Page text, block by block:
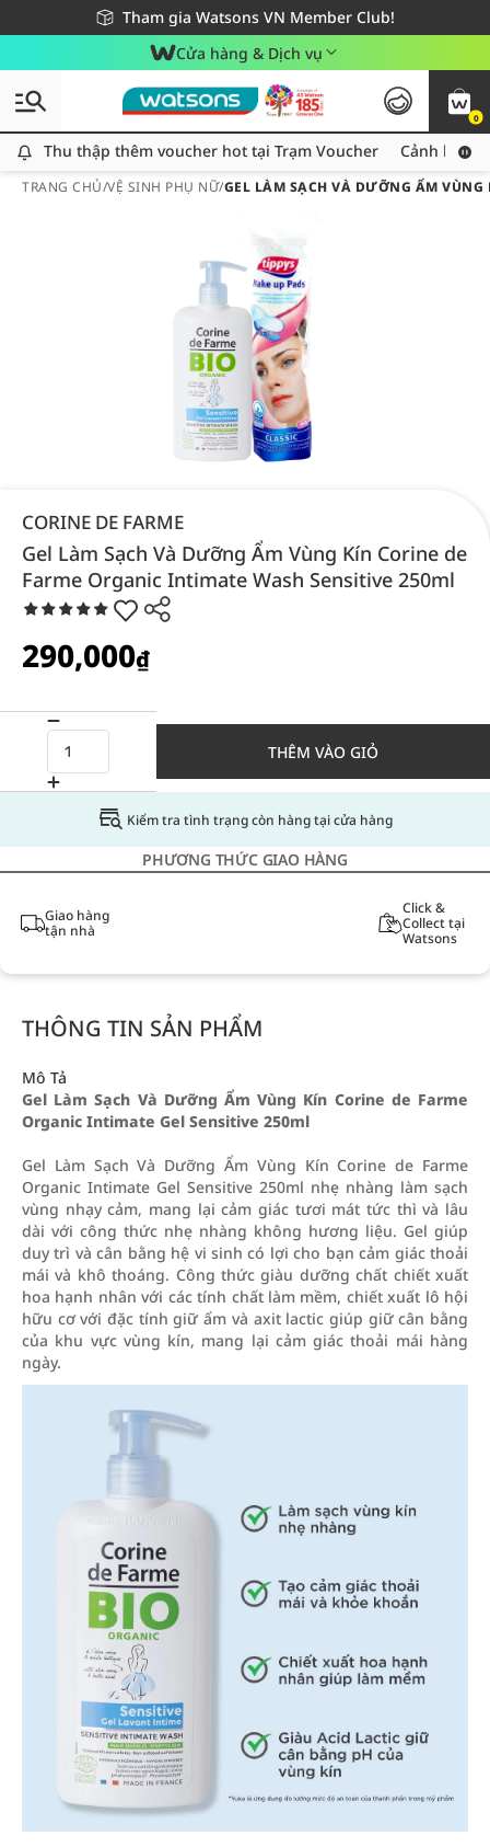
Tham gia Watsons VN Member Club!
Miễn phí giao hàng cho đơn hàng từ 249,000Đ
Giao hàng nhanh 24h - Áp dụng khu vực TP. Hồ Chí Minh
Cửa hàng & Dịch vụ
0
Thu thập thêm voucher hot tại Trạm Voucher
Thu thập thêm voucher hot tại Trạm Voucher Cảnh báo
TRANG CHỦ/VỆ SINH PHỤ NỮ/GEL LÀM SẠCH VÀ DƯỠNG ẨM
CORINE DE FARME
Gel Làm Sạch Và Dưỡng Ẩm Vùng Kín Corine de
Farme Organic Intimate Wash Sensitive 250ml
290,000₫
THÊM VÀO GIỎ
Kiểm tra tình trạng còn hàng tại cửa hàng
PHƯƠNG THỨC GIAO HÀNG
Giao hàng
tận nhà
Click &
Collect tại
Watsons
THÔNG TIN SẢN PHẨM
Mô Tả
Gel Làm Sạch Và Dưỡng Ẩm Vùng Kín Corine de Farme
Organic Intimate Gel Sensitive 250ml
Gel Làm Sạch Và Dưỡng Ẩm Vùng Kín Corine de Farme
Organic Intimate Gel Sensitive 250ml nhẹ nhàng làm sạch
vùng nhạy cảm, mang lại cảm giác tươi mát tức thì và lâu
dài với công thức nhẹ nhàng không hương liệu. Gel giúp
duy trì và cân bằng hệ vi sinh có lợi cho bạn cảm giác thoải
mái và khô thoáng. Công thức giàu dưỡng chất chiết xuất
hoa hạnh nhân với các tính chất làm mềm, chiết xuất lô hội
hữu cơ với đặc tính giữ ẩm và axit lactic giúp giữ cân bằng
của khu vực vùng kín, mang lại cảm giác thoải mái hàng
ngày.